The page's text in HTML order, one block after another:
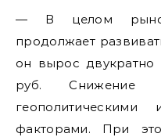
— В целом рынок
продолжает
он вырос
руб. Снижение
геополитическими
факторами. При